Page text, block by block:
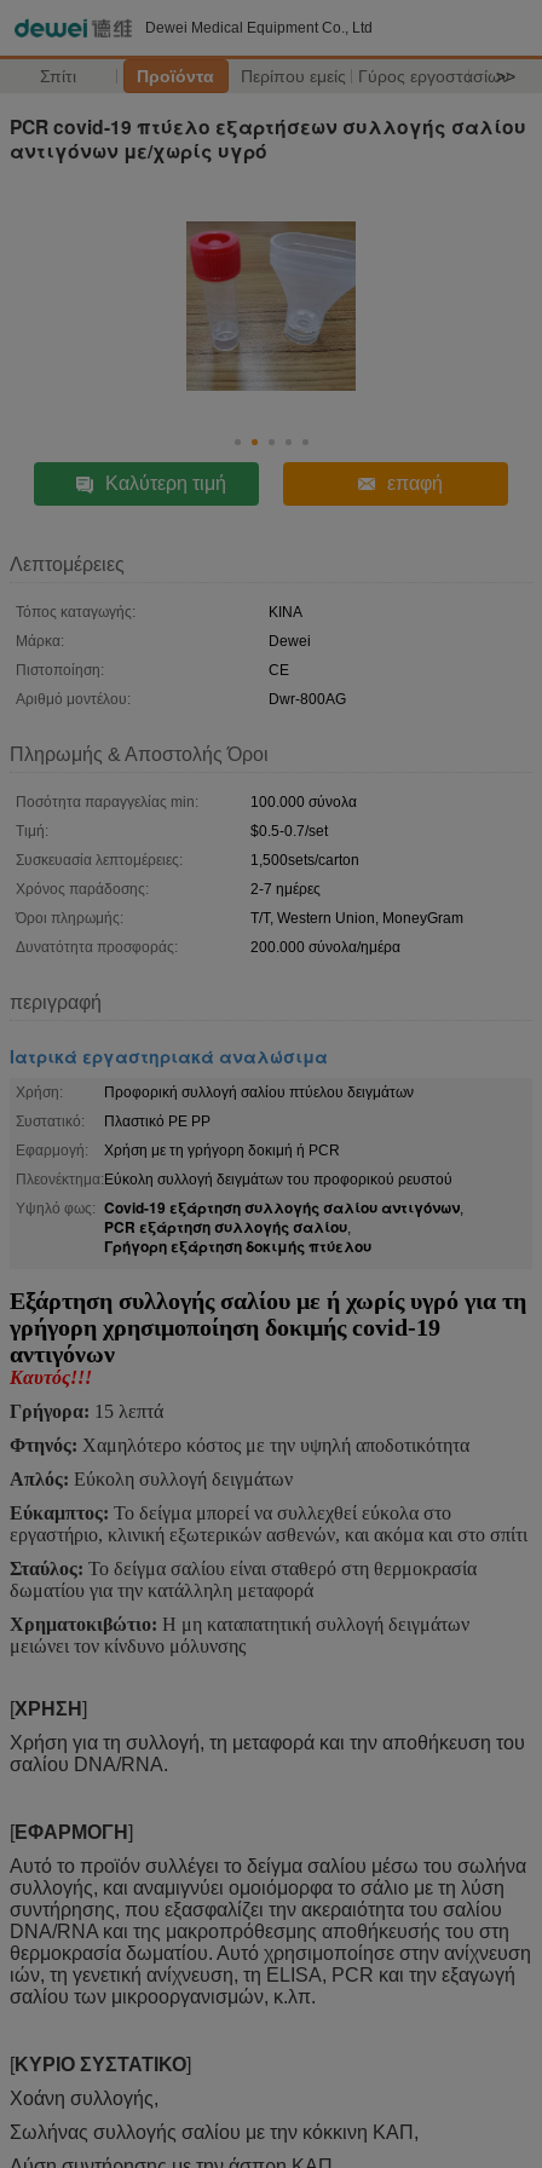
Dewei Medical Equipment Co., Ltd
Σπίτι Προϊόντα Περίπου εμείς Γύρος εργοστασίων
>>
PCR covid-19 πτύελο εξαρτήσεων συλλογής σαλίου
αντιγόνων με/χωρίς υγρό
Καλύτερη τιμή επαφή
Λεπτομέρειες
Τόπος καταγωγής:
ΚΙΝΑ
Μάρκα:
Dewei
Πιστοποίηση:
CE
Αριθμό μοντέλου:
Dwr-800AG
Πληρωμής & Αποστολής Όροι
Ποσότητα παραγγελίας min:
100.000 σύνολα
Τιμή:
$0.5-0.7/set
Συσκευασία λεπτομέρειες:
1,500sets/carton
Χρόνος παράδοσης:
2-7 ημέρες
Όροι πληρωμής:
T/T, Western Union, MoneyGram
Δυνατότητα προσφοράς:
200.000 σύνολα/ημέρα
περιγραφή
Ιατρικά εργαστηριακά αναλώσιμα
Χρήση:
Προφορική συλλογή σαλίου πτύελου δειγμάτων
Συστατικό:
Πλαστικό PE PP
Εφαρμογή:
Χρήση με τη γρήγορη δοκιμή ή PCR
Πλεονέκτημα:Εύκολη συλλογή δειγμάτων του προφορικού ρευστού
Υψηλό φως: Covid-19 εξάρτηση συλλογής σαλίου αντιγόνων,
PCR εξάρτηση συλλογής σαλίου,
Γρήγορη εξάρτηση δοκιμής πτύελου
Εξάρτηση συλλογής σαλίου με ή χωρίς υγρό για τη
γρήγορη χρησιμοποίηση δοκιμής covid-19
αντιγόνων
Καυτός!!!
Γρήγορα: 15 λεπτά
Φτηνός: Χαμηλότερο κόστος με την υψηλή αποδοτικότητα
Απλός: Εύκολη συλλογή δειγμάτων
Εύκαμπτος: Το δείγμα μπορεί να συλλεχθεί εύκολα στο
εργαστήριο, κλινική εξωτερικών ασθενών, και ακόμα και στο σπίτι
Σταύλος: Το δείγμα σαλίου είναι σταθερό στη θερμοκρασία
δωματίου για την κατάλληλη μεταφορά
Χρηματοκιβώτιο: Η μη καταπατητική συλλογή δειγμάτων
μειώνει τον κίνδυνο μόλυνσης
[ΧΡΗΣΗ ]
Χρήση για τη συλλογή, τη μεταφορά και την αποθήκευση του
σαλίου DNA/RNA.
[ΕΦΑΡΜΟΓΗ ]
Αυτό το προϊόν συλλέγει το δείγμα σαλίου μέσω του σωλήνα
συλλογής, και αναμιγνύει ομοιόμορφα το σάλιο με τη λύση
συντήρησης, που εξασφαλίζει την ακεραιότητα του σαλίου
DNA/RNA και της μακροπρόθεσμης αποθήκευσής του στη
θερμοκρασία δωματίου. Αυτό χρησιμοποίησε στην ανίχνευση
ιών, τη γενετική ανίχνευση, τη ELISA, PCR και την εξαγωγή
σαλίου των μικροοργανισμών, κ.λπ.
[ΚΥΡΙΟ ΣΥΣΤΑΤΙΚΟ]
Χοάνη συλλογής,
Σωλήνας συλλογής σαλίου με την κόκκινη ΚΑΠ,